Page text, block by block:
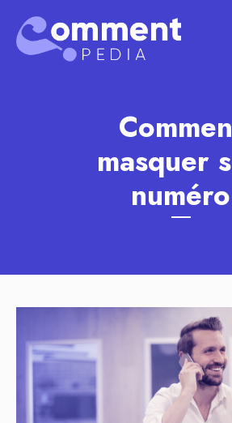
masquer
numéro